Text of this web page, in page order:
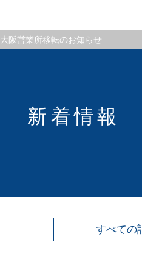
大阪営業所移転のお知らせ
新着情報
すべての